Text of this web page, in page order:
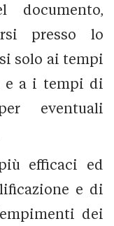
documento,
presso lo
solo ai tempi
e a i tempi di
eventuali
efficaci ed
e di
dei